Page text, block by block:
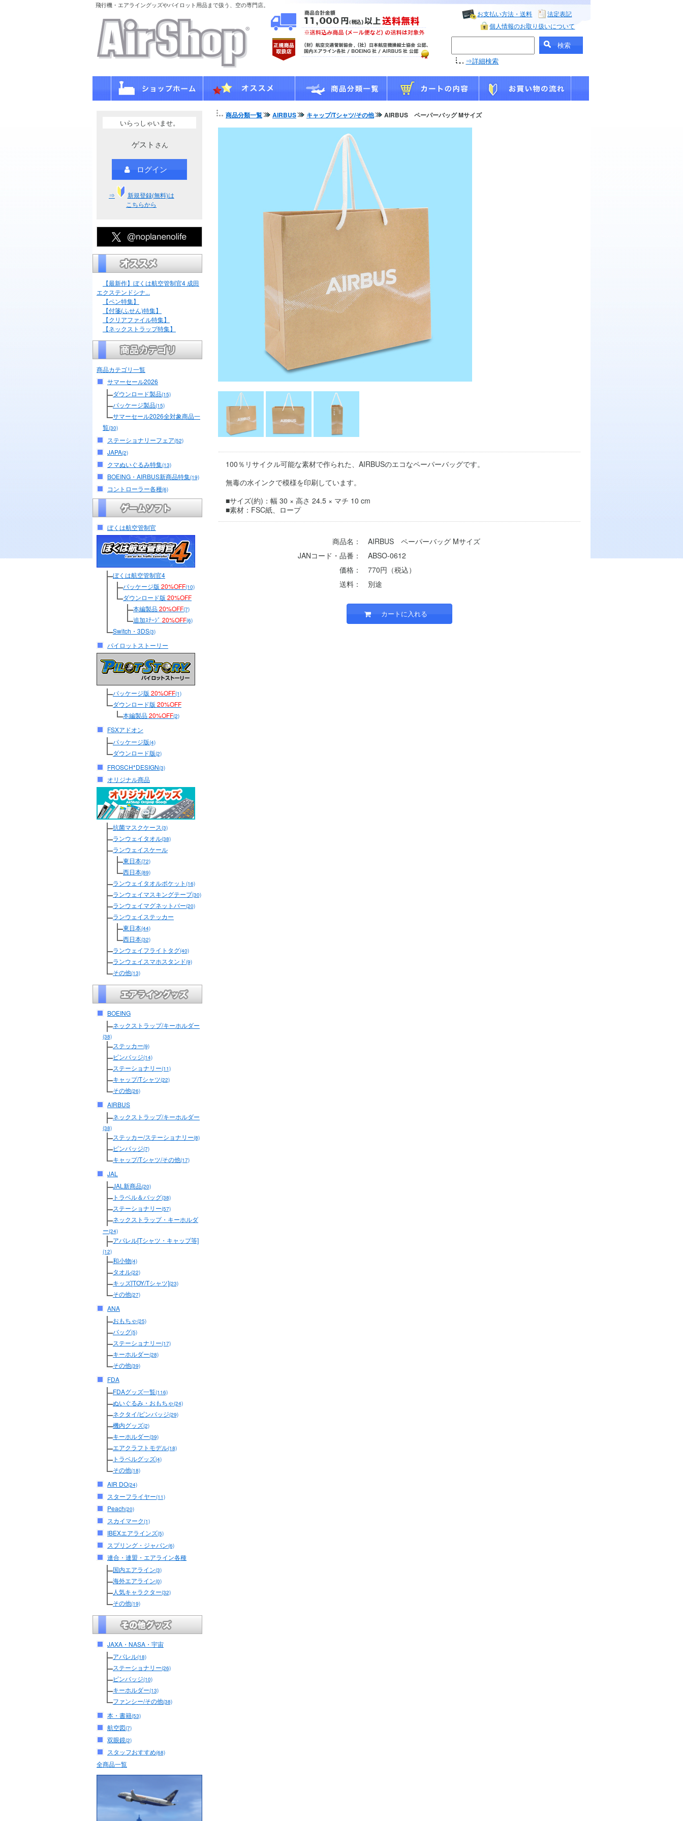
飛行機・エアライングッズやパイロット用品まで扱う、空の専門店。
お支払い方法・送料
法定表記
個人情報のお取り扱いについて
⇒詳細検索
いらっしゃいませ。
ゲスト さん
ログイン
⇒
新規登録(無料)は
こちらから
【最新作】ぼくは航空管制官4 成田
エクステンドシナ...
【ペン特集】
【付箋(ふせん)特集】
【クリアファイル特集】
【ネックストラップ特集】
商品カテゴリ一覧
サマーセール2026
ダウンロード製品(15)
パッケージ製品(15)
サマーセール2026全対象商品一
覧(30)
ステーショナリーフェア(52)
JAPA(2)
クマぬいぐるみ特集(13)
BOEING・AIRBUS新商品特集(19)
コントローラー各種(6)
ぼくは航空管制官
ぼくは航空管制官4
パッケージ版 20%OFF(10)
ダウンロード版 20%OFF
本編製品20%OFF(7)
追加ｽﾃｰｼﾞ 20%OFF(6)
Switch・3DS(3)
パイロットストーリー
パッケージ版 20%OFF(1)
ダウンロード版 20%OFF
本編製品20%OFF(2)
FSXアドオン
パッケージ版(4)
ダウンロード版(2)
FROSCH*DESIGN(3)
オリジナル商品
抗菌マスクケース(3)
ランウェイタオル(38)
ランウェイスケール
東日本(72)
西日本(89)
ランウェイタオルポケット (16)
ランウェイマスキングテープ(30)
ランウェイマグネットバー(20)
ランウェイステッカー
東日本(44)
西日本(32)
ランウェイフライトタグ(40)
ランウェイスマホスタンド(9)
その他(13)
BOEING
ネックストラップ/キーホルダー
(38)
ステッカー(9)
ピンバッジ(14)
ステーショナリー(11)
キャップ/Tシャツ(22)
その他(26)
AIRBUS
ネックストラップ/キーホルダー
(38)
ステッカー/ステーショナリー(8)
ピンバッジ(7)
キャップ/Tシャツ/その他(17)
JAL
JAL新商品(20)
トラベル＆バッグ(38)
ステーショナリー(57)
ネックストラップ・キーホルダ
ー(24)
アパレル[Tシャツ・キャップ等]
(12)
和小物(4)
タオル(22)
キッズ[TOY/Tシャツ](23)
その他(27)
ANA
おもちゃ(25)
バッグ(5)
ステーショナリー(17)
キーホルダー(28)
その他(39)
FDA
FDAグッズ一覧(116)
ぬいぐるみ・おもちゃ(24)
ネクタイ/ピンバッジ(29)
機内グッズ(2)
キーホルダー(39)
エアクラフトモデル(18)
トラベルグッズ(4)
その他(18)
AIR DO(24)
スターフライヤー(11)
Peach(20)
スカイマーク(1)
IBEXエアラインズ(5)
スプリング・ジャパン(6)
連合・連盟・エアライン各種
国内エアライン(3)
海外エアライン(0)
人気キャラクター(32)
その他(19)
JAXA・NASA・宇宙
アパレル(18)
ステーショナリー(26)
ピンバッジ(10)
キーホルダー(13)
ファンシー/その他(38)
本・書籍(53)
航空図(7)
双眼鏡(2)
スタッフおすすめ(68)
全商品一覧
商品分類一覧 AIRBUS キャップ/Tシャツ/その他 AIRBUS ペーパーバッグ Mサイズ
100％リサイクル可能な素材で作られた、AIRBUSのエコなペーパーバッグです。
無毒の水インクで模様を印刷しています。
■サイズ(約)：幅 30 × 高さ 24.5 × マチ 10 cm
■素材：FSC紙、ロープ
商品名：
AIRBUS ペーパーバッグ Mサイズ
JANコード・品番：
ABSO-0612
価格：
770円（税込）
送料：
別途